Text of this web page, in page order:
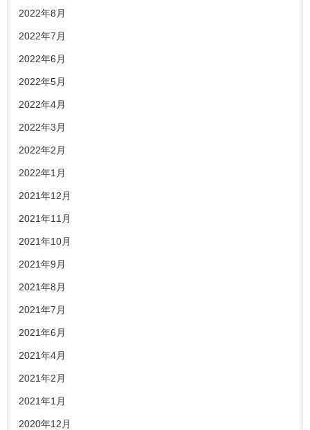
2022年8月
2022年7月
2022年6月
2022年5月
2022年4月
2022年3月
2022年2月
2022年1月
2021年12月
2021年11月
2021年10月
2021年9月
2021年8月
2021年7月
2021年6月
2021年4月
2021年2月
2021年1月
2020年12月